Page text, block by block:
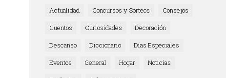
Actualidad Concursos y Sorteos
Consejos
Cuentos
Curiosidades
Decoración
Descanso
Diccionario
Días Especiales
Eventos
General Hogar
Noticias